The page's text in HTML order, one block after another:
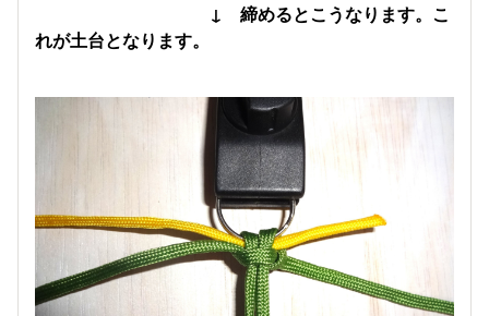
↓ 締めるとこうなります。こ
れが土台となります。